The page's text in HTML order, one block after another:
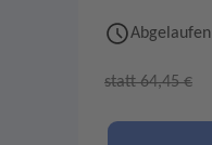
Abgelaufen
statt 64,45 €